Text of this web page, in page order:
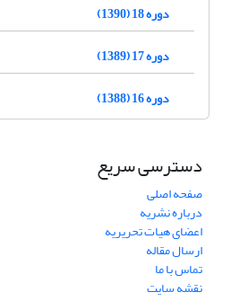
دوره 18 (1390)
دوره 17 (1389)
دوره 16 (1388)
دسترسی سریع
صفحه اصلی
درباره نشریه
اعضای هیات تحریریه
ارسال مقاله
تماس با ما
نقشه سایت